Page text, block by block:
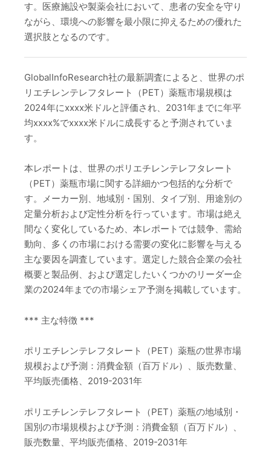
す。医療施設や製薬会社において、患者の安全を守り
ながら、環境への影響を最小限に抑えるための優れた
選択肢となるのです。
GlobalInfoResearch社の最新調査によると、世界のポ
リエチレンテレフタレート（PET）薬瓶市場規模は
2024年にxxxx米ドルと評価され、2031年までに年平
均xxxx%でxxxx米ドルに成長すると予測されていま
す。
本レポートは、世界のポリエチレンテレフタレート
（PET）薬瓶市場に関する詳細かつ包括的な分析で
す。メーカー別、地域別・国別、タイプ別、用途別の
定量分析および定性分析を行っています。市場は絶え
間なく変化しているため、本レポートでは競争、需給
動向、多くの市場における需要の変化に影響を与える
主な要因を調査しています。選定した競合企業の会社
概要と製品例、および選定したいくつかのリーダー企
業の2024年までの市場シェア予測を掲載しています。
*** 主な特徴 ***
ポリエチレンテレフタレート（PET）薬瓶の世界市場
規模および予測：消費金額（百万ドル）、販売数量、
平均販売価格、2019-2031年
ポリエチレンテレフタレート（PET）薬瓶の地域別・
国別の市場規模および予測：消費金額（百万ドル）、
販売数量、平均販売価格、2019-2031年